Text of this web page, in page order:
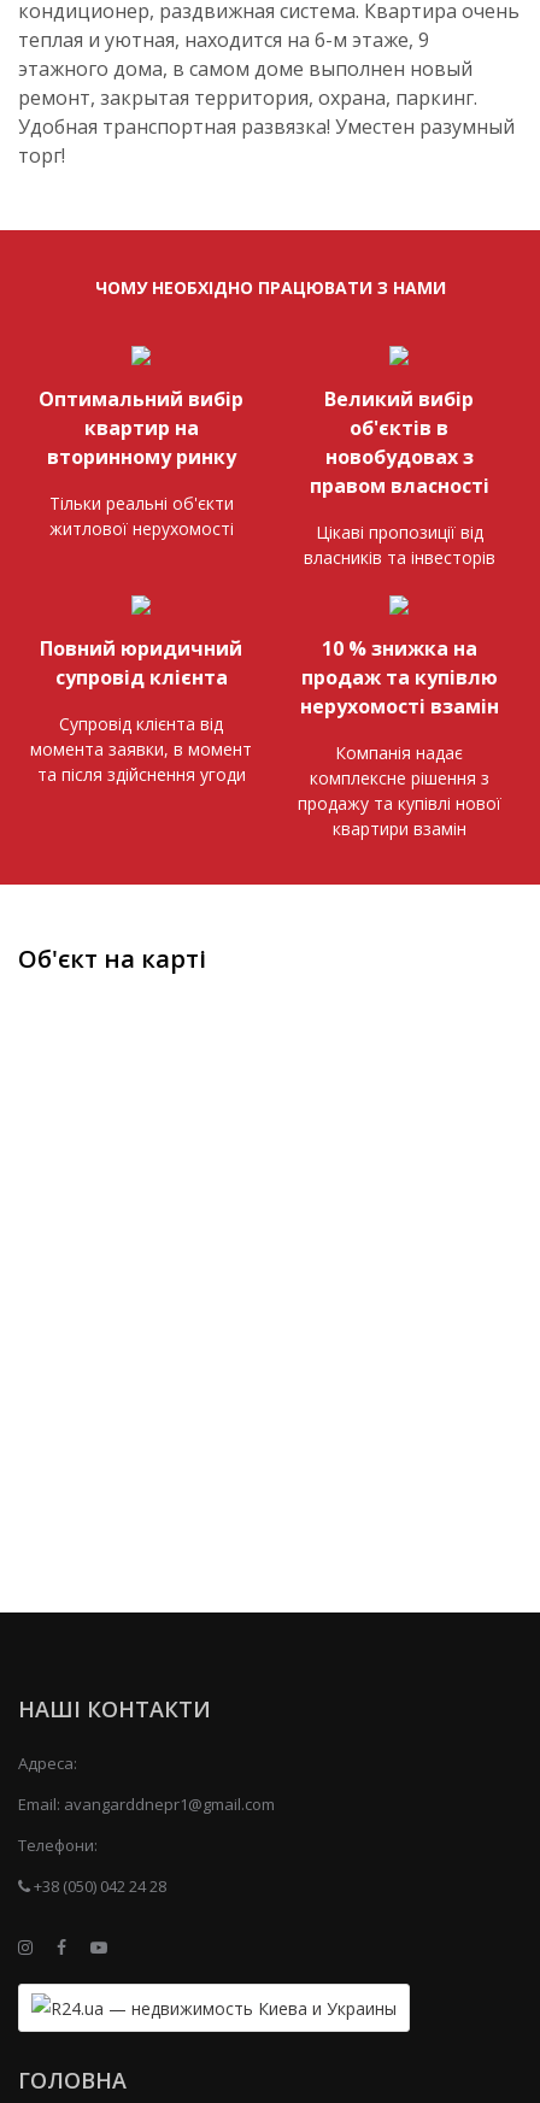
кондиционер, раздвижная система. Квартира очень
теплая и уютная, находится на 6-м этаже, 9
этажного дома, в самом доме выполнен новый
ремонт, закрытая территория, охрана, паркинг.
Удобная транспортная развязка! Уместен разумный
торг!
ЧОМУ НЕОБХІДНО ПРАЦЮВАТИ З НАМИ
Оптимальний вибір
квартир на
вторинному ринку
Тільки реальні об'єкти
житлової нерухомості
Великий вибір
об'єктів в
новобудовах з
правом власності
Цікаві пропозиції від
власників та інвесторів
Повний юридичний
супровід клієнта
Супровід клієнта від
момента заявки, в момент
та після здійснення угоди
10 % знижка на
продаж та купівлю
нерухомості взамін
Компанія надає
комплексне рішення з
продажу та купівлі нової
квартири взамін
Об'єкт на карті
НАШІ КОНТАКТИ
Адреса:
Email: avangarddnepr1@gmail.com
Телефони:
+38 (050) 042 24 28
ГОЛОВНА